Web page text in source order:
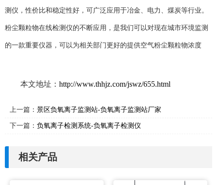
测仪，性价比和稳定性好，可广泛应用于冶金、电力、煤炭等行业。
粉尘颗粒物在线检测仪的不断应用，是我们可以对现在城市环境监测
的一款重要仪器，可以为相关部门更好的提供空气粉尘颗粒物浓度
本文地址： http://www.thhjz.com/jswz/655.html
上一篇： 景区负氧离子监测站-负氧离子监测站厂家
下一篇： 负氧离子检测系统-负氧离子检测仪
相关产品